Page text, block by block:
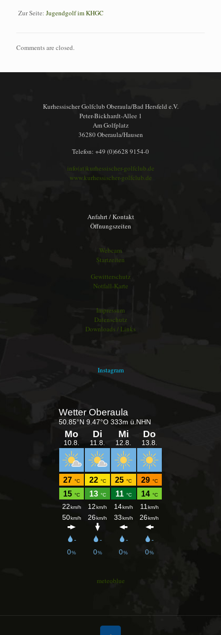
Zur Seite: Jugendgolf im KHGC
Comments are closed.
Kurhessischer Golfclub Oberaula/Bad Hersfeld e.V.
Peter-Bickhardt-Allee 1
Am Golfplatz
36280 Oberaula/Hausen
Telefon: +49 (0)6628 9154-0
info(at)kurhessischer-golfclub.de
www.kurhessischer-golfclub.de
Anfahrt / Kontakt
Öffnungszeiten
Webcam
Startzeiten
Gewitterschutz
Notfall-Karte
Impressum
Datenschutz
Downloads / Links
Instagram
meteoblue